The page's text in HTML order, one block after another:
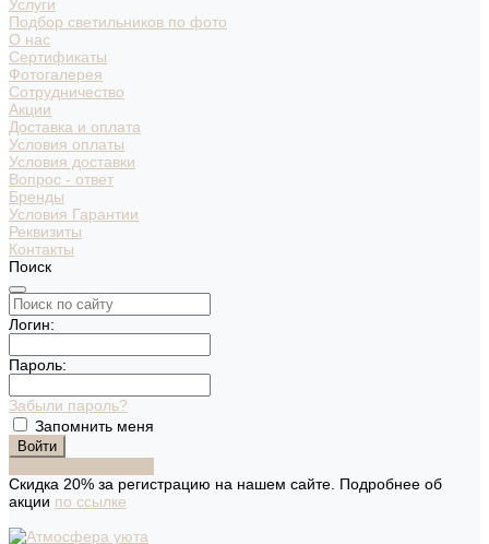
Услуги
Подбор светильников по фото
О нас
Сертификаты
Фотогалерея
Сотрудничество
Акции
Доставка и оплата
Условия оплаты
Условия доставки
Вопрос - ответ
Бренды
Условия Гарантии
Реквизиты
Контакты
Поиск
Логин:
Пароль:
Забыли пароль?
Запомнить меня
Скидка 20% за регистрацию на нашем сайте. Подробнее об
акции по ссылке